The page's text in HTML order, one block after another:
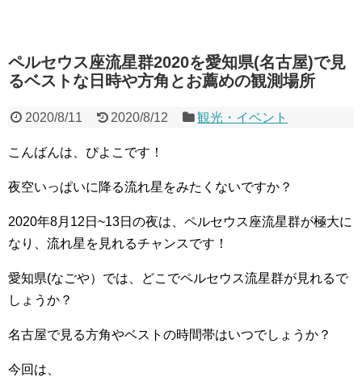
ペルセウス座流星群2020を愛知県(名古屋)で見
るベストな日時や方角とお薦めの観測場所
2020/8/11 2020/8/12 観光・イベント
こんばんは、ぴよこです！
夜空いっぱいに降る流れ星をみたくないですか？
2020年8月12日~13日の夜は、ペルセウス座流星群が極大に
なり、流れ星を見れるチャンスです！
愛知県(なごや）では、どこでペルセウス流星群が見れるで
しょうか？
名古屋で見る方角やベストの時間帯はいつでしょうか？
今回は、